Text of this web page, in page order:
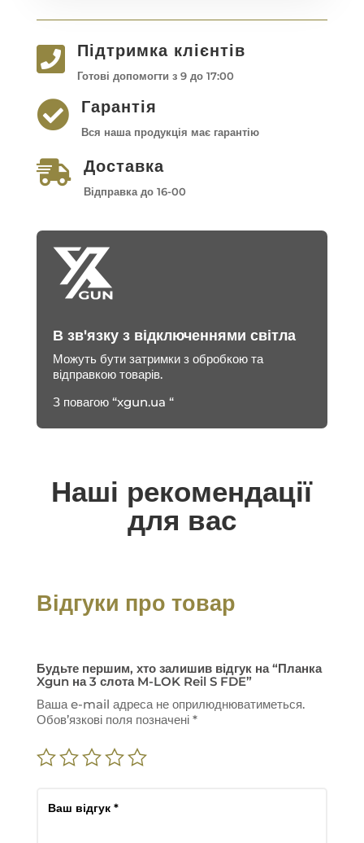
 Підтримка клієнтів
Готові допомогти з 9 до 17:00
 Гарантія
Вся наша продукція має гарантію
 Доставка
Відправка до 16-00
В зв'язку з відключеннями світла
Можуть бути затримки з обробкою та
відправкою товарів.
З повагою “xgun.ua “
Наші рекомендації
для вас
Відгуки про товар
Будьте першим, хто залишив відгук на “Планка
Xgun на 3 слота M-LOK Reil S FDE”
Ваша e-mail адреса не оприлюднюватиметься.
Обов’язкові поля позначені *